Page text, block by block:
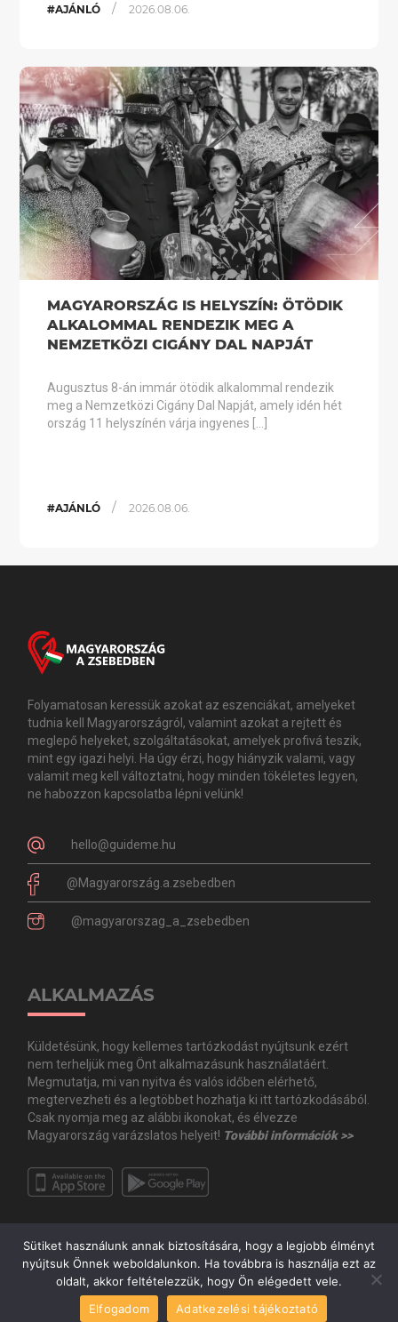
#AJÁNLÓ / 2026.08.06.
MAGYARORSZÁG IS HELYSZÍN: ÖTÖDIK
ALKALOMMAL RENDEZIK MEG A
NEMZETKÖZI CIGÁNY DAL NAPJÁT
Augusztus 8-án immár ötödik alkalommal rendezik
meg a Nemzetközi Cigány Dal Napját, amely idén hét
ország 11 helyszínén várja ingyenes […]
#AJÁNLÓ / 2026.08.06.
Folyamatosan keressük azokat az eszenciákat, amelyeket
tudnia kell Magyarországról, valamint azokat a rejtett és
meglepő helyeket, szolgáltatásokat, amelyek profivá teszik,
mint egy igazi helyi. Ha úgy érzi, hogy hiányzik valami, vagy
valamit meg kell változtatni, hogy minden tökéletes legyen,
ne habozzon kapcsolatba lépni velünk!
hello@guideme.hu
@Magyarország.a.zsebedben
@magyarorszag_a_zsebedben
ALKALMAZÁS
Küldetésünk, hogy kellemes tartózkodást nyújtsunk ezért
nem terheljük meg Önt alkalmazásunk használatáért.
Megmutatja, mi van nyitva és valós időben elérhető,
megtervezheti és a legtöbbet hozhatja ki itt tartózkodásából.
Csak nyomja meg az alábbi ikonokat, és élvezze
Magyarország varázslatos helyeit! További információk >>
Copyright © Minden jog fenntartva. 2020 Guide.Me Kft. | Magyarország a
zsebedben
Sütiket használunk annak biztosítására, hogy a legjobb élményt
nyújtsuk Önnek weboldalunkon. Ha továbbra is használja ezt az
oldalt, akkor feltételezzük, hogy Ön elégedett vele.
Elfogadom
Adatkezelési tájékoztató